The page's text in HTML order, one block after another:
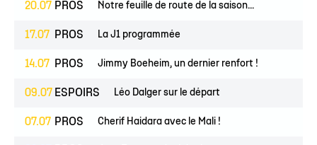
20.07 PROS Notre feuille de route de la saison...
17.07 PROS La J1 programmée
14.07 PROS Jimmy Boeheim, un dernier renfort !
09.07 ESPOIRS Léo Dalger sur le départ
07.07 PROS Cherif Haidara avec le Mali !